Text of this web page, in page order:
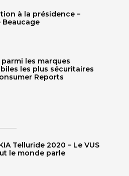
à la présidence –
Beaucage
parmi les marques
les plus sécuritaires
Reports
Telluride 2020 – Le VUS
le monde parle
DRUMMONDVILLE
GRANBY